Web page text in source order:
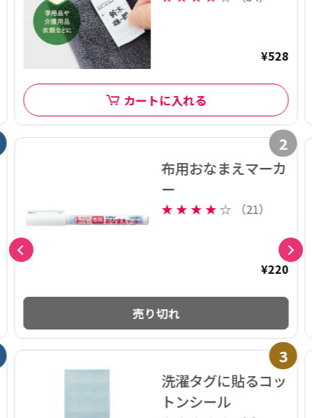
¥528
カートに入れる
2
布用おなまえマーカ
ー
★ ★ ★ ★ ☆ （21）
¥220
売り切れ
3
洗濯タグに貼るコッ
トンシール